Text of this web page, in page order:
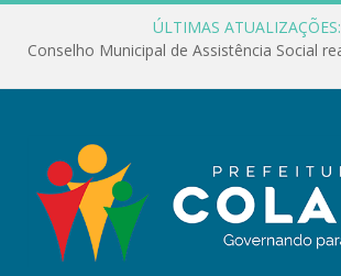
ÚLTIMAS ATUALIZAÇÕES: